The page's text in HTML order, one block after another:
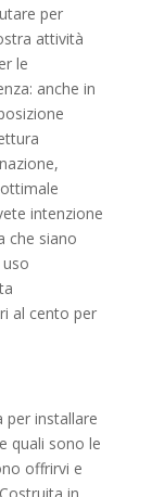
per
attività
le
anche in
intenzione
che siano
al cento per
per installare
quali sono le
offrirvi e